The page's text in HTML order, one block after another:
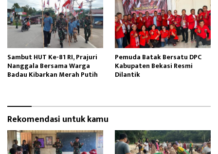
Sambut HUT Ke-81 RI, Prajuri
Nanggala Bersama Warga
Badau Kibarkan Merah Putih
Pemuda Batak Bersatu DPC
Kabupaten Bekasi Resmi
Dilantik
Rekomendasi untuk kamu